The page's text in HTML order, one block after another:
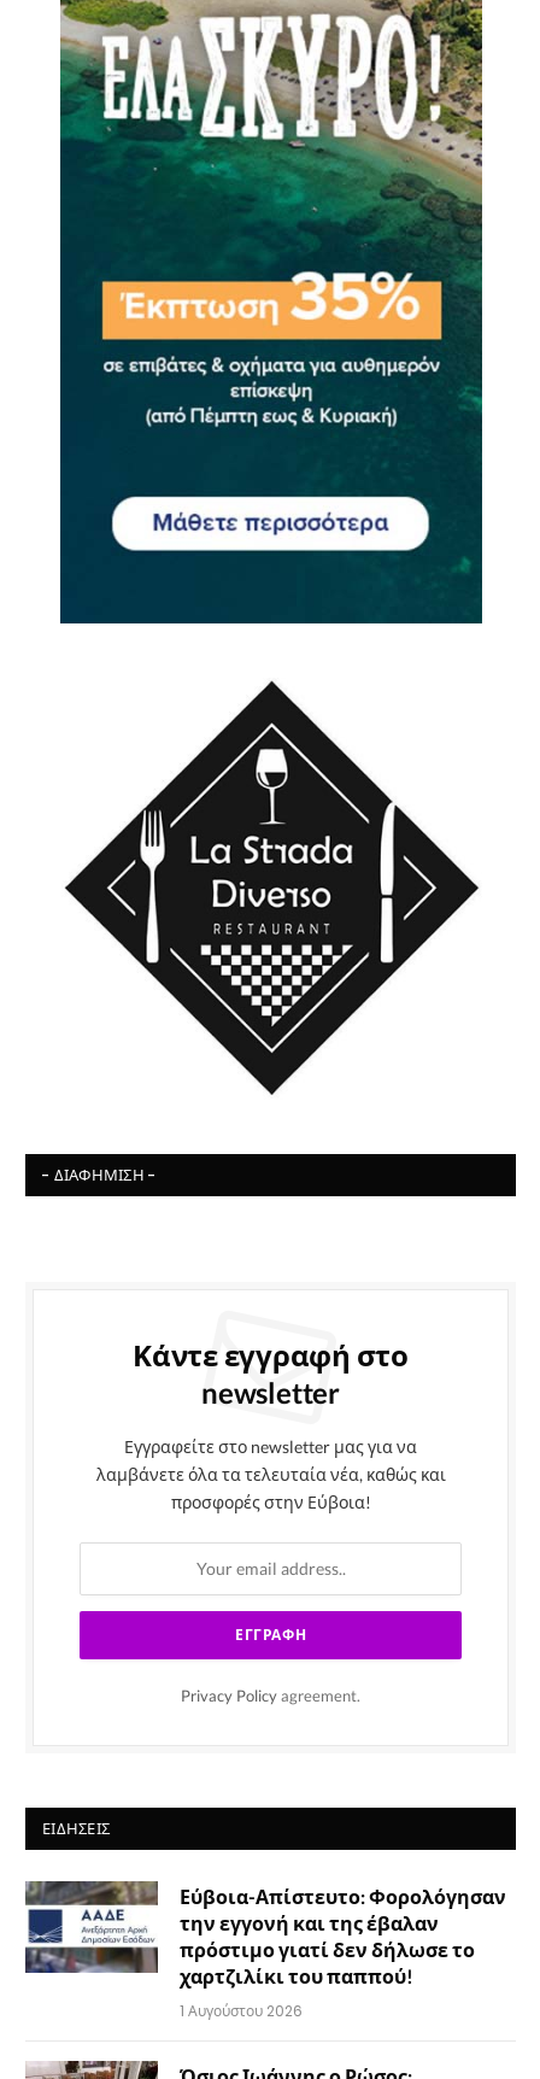
- ΔΙΑΦΉΜΙΣΗ -
Κάντε εγγραφή στο
newsletter
Εγγραφείτε στο newsletter μας για να
λαμβάνετε όλα τα τελευταία νέα, καθώς και
προσφορές στην Εύβοια!
Privacy Policy agreement.
ΕΙΔΉΣΕΙΣ
Εύβοια-Απίστευτο: Φορολόγησαν
την εγγονή και της έβαλαν
πρόστιμο γιατί δεν δήλωσε το
χαρτζιλίκι του παππού!
1 Αυγούστου 2026